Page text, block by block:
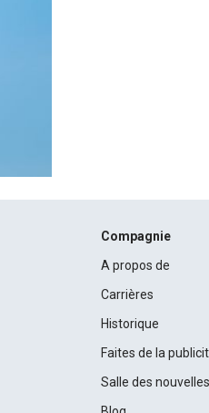
Compagnie
A propos de
Carrières
Historique
Faites de la
Salle des nouvelles